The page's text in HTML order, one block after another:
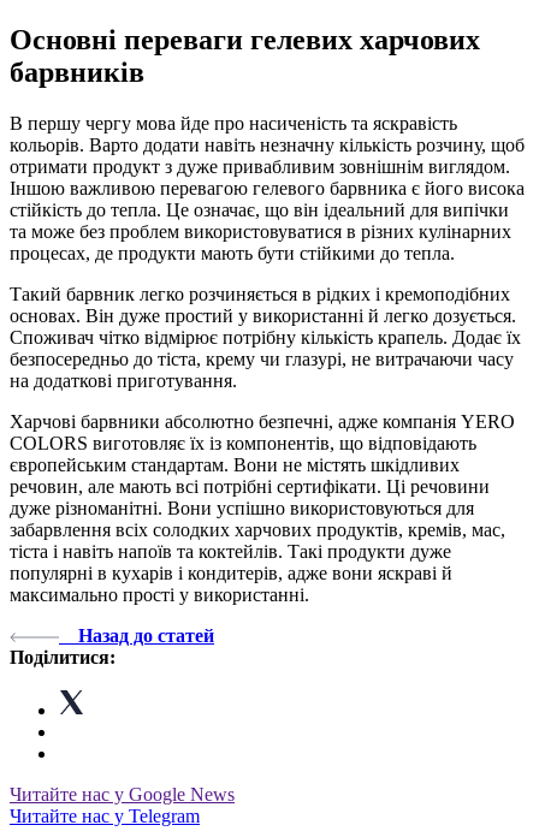
Основні переваги гелевих харчових
барвників
В першу чергу мова йде про насиченість та яскравість
кольорів. Варто додати навіть незначну кількість розчину, щоб
отримати продукт з дуже привабливим зовнішнім виглядом.
Іншою важливою перевагою гелевого барвника є його висока
стійкість до тепла. Це означає, що він ідеальний для випічки
та може без проблем використовуватися в різних кулінарних
процесах, де продукти мають бути стійкими до тепла.
Такий барвник легко розчиняється в рідких і кремоподібних
основах. Він дуже простий у використанні й легко дозується.
Споживач чітко відмірює потрібну кількість крапель. Додає їх
безпосередньо до тіста, крему чи глазурі, не витрачаючи часу
на додаткові приготування.
Харчові барвники абсолютно безпечні, адже компанія YERO
COLORS виготовляє їх із компонентів, що відповідають
європейським стандартам. Вони не містять шкідливих
речовин, але мають всі потрібні сертифікати. Ці речовини
дуже різноманітні. Вони успішно використовуються для
забарвлення всіх солодких харчових продуктів, кремів, мас,
тіста і навіть напоїв та коктейлів. Такі продукти дуже
популярні в кухарів і кондитерів, адже вони яскраві й
максимально прості у використанні.
Назад до статей
Поділитися:
Читайте нас у Google News
Читайте нас у Telegram